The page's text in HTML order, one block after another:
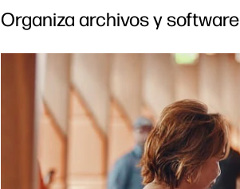
Organiza archivos y software